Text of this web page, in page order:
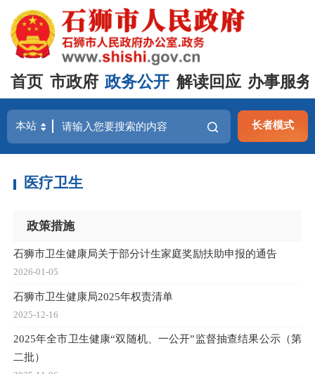
首页 市政府 政务公开 解读回应 办事服务
长者模式
医疗卫生
政策措施
石狮市卫生健康局关于部分计生家庭奖励扶助申报的通告
2026-01-05
石狮市卫生健康局2025年权责清单
2025-12-16
2025年全市卫生健康“双随机、一公开”监督抽查结果公示（第
二批）